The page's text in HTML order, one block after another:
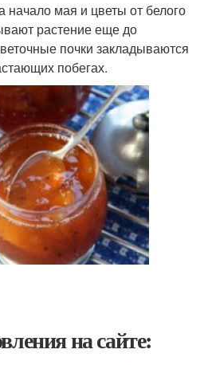
начало мая и цветы от белого
растение еще до
почки закладываются
побегах.
на сайте: